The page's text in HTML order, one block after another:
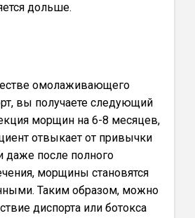
дольше.
омолаживающего
вы получаете следующий
морщин на 6-8 месяцев,
отвыкает от привычки
даже после полного
морщины становятся
Таким образом, можно
диспорта или ботокса